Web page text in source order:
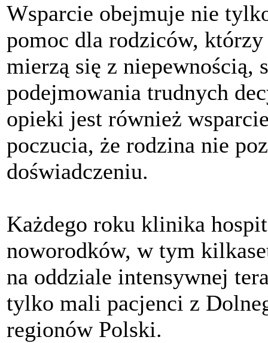
Wsparcie obejmuje nie
pomoc dla rodziców,
mierzą się z niepewnością,
podejmowania trudnych
opieki jest również
poczucia, że rodzina nie
doświadczeniu.
Każdego roku klinika
noworodków, w tym
na oddziale intensywnej
tylko mali pacjenci z
regionów Polski.